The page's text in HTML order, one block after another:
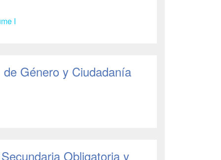
I
Género y Ciudadanía
Obligatoria y